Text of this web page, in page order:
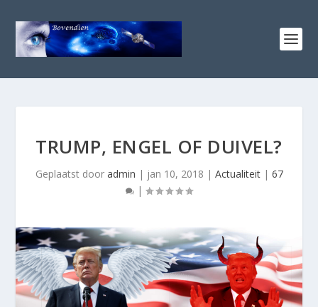
TRUMP, ENGEL OF DUIVEL?
Geplaatst door admin | jan 10, 2018 | Actualiteit| 67
|